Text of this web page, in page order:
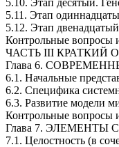
5.10. Этап десятый.
5.11. Этап
5.12. Этап
Контрольные вопросы
ЧАСТЬ III КРАТКИЙ
Глава 6.
6.1. Начальные
6.2. Специфика
6.3. Развитие модели
Контрольные вопросы
Глава 7. ЭЛЕМЕНТЫ
7.1. Целостность (в